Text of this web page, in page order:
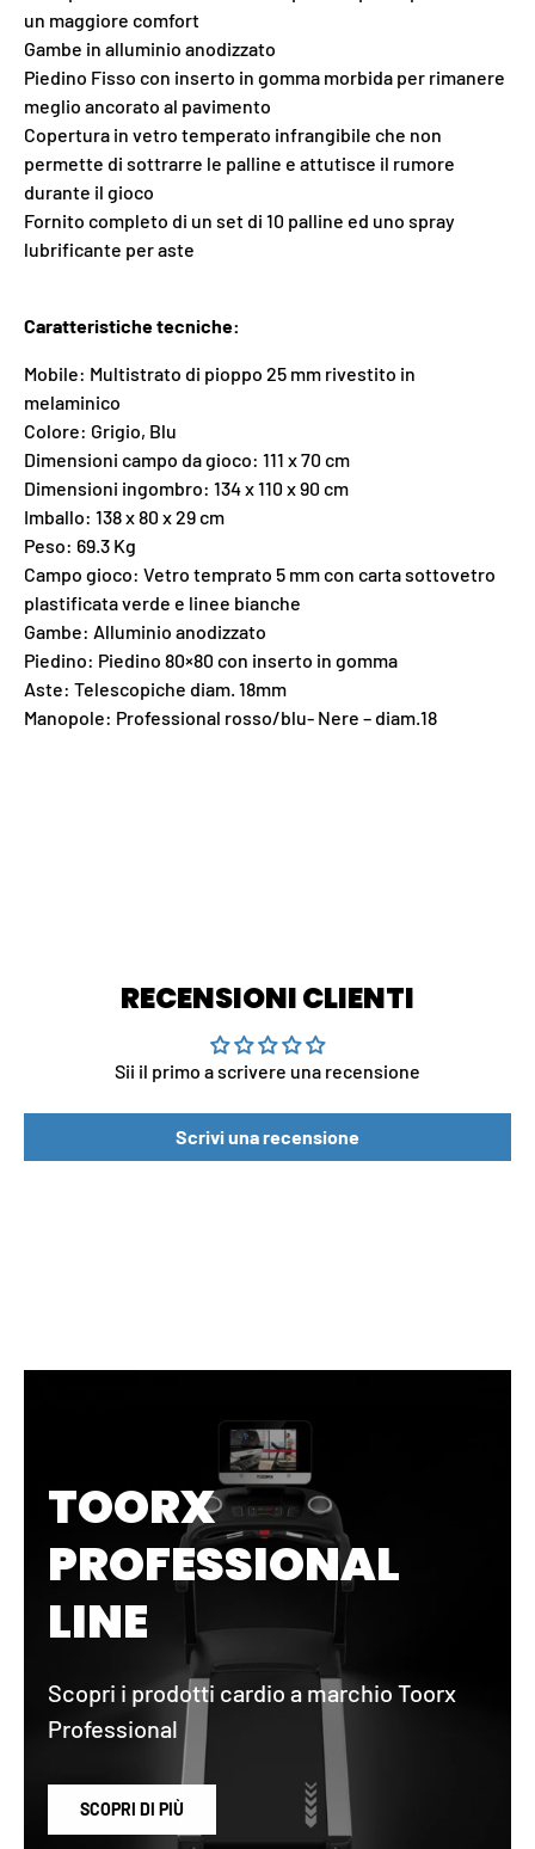
un maggiore comfort
Gambe in alluminio anodizzato
Piedino Fisso con inserto in gomma morbida per rimanere
meglio ancorato al pavimento
Copertura in vetro temperato infrangibile che non
permette di sottrarre le palline e attutisce il rumore
durante il gioco
Fornito completo di un set di 10 palline ed uno spray
lubrificante per aste
Caratteristiche tecniche:
Mobile: Multistrato di pioppo 25 mm rivestito in
melaminico
Colore: Grigio, Blu
Dimensioni campo da gioco: 111 x 70 cm
Dimensioni ingombro: 134 x 110 x 90 cm
Imballo: 138 x 80 x 29 cm
Peso: 69.3 Kg
Campo gioco: Vetro temprato 5 mm con carta sottovetro
plastificata verde e linee bianche
Gambe: Alluminio anodizzato
Piedino: Piedino 80×80 con inserto in gomma
Aste: Telescopiche diam. 18mm
Manopole: Professional rosso/blu- Nere – diam.18
RECENSIONI CLIENTI
Sii il primo a scrivere una recensione
Scrivi una recensione
TOORX
PROFESSIONAL
LINE
Scopri i prodotti cardio a marchio Toorx
Professional
SCOPRI DI PIÙ